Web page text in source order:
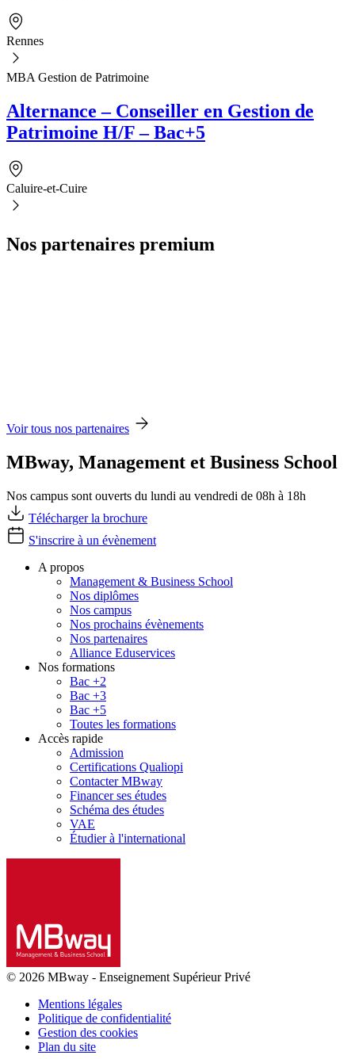
Rennes
MBA Gestion de Patrimoine
Alternance – Conseiller en Gestion de
Patrimoine H/F – Bac+5
Caluire-et-Cuire
Nos partenaires premium
Voir tous nos partenaires
MBway, Management et Business School
Nos campus sont ouverts du lundi au vendredi de 08h à 18h
Télécharger la brochure
S'inscrire à un évènement
A propos
Management & Business School
Nos diplômes
Nos campus
Nos prochains évènements
Nos partenaires
Alliance Eduservices
Nos formations
Bac +2
Bac +3
Bac +5
Toutes les formations
Accès rapide
Admission
Certifications Qualiopi
Contacter MBway
Financer ses études
Schéma des études
VAE
Étudier à l'international
© 2026 MBway - Enseignement Supérieur Privé
Mentions légales
Politique de confidentialité
Gestion des cookies
Plan du site